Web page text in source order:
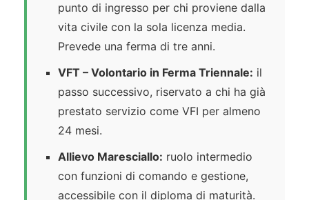
punto di ingresso per chi proviene dalla
vita civile con la sola licenza media.
Prevede una ferma di tre anni.
VFT – Volontario in Ferma Triennale: il
passo successivo, riservato a chi ha già
prestato servizio come VFI per almeno
24 mesi.
Allievo Maresciallo: ruolo intermedio
con funzioni di comando e gestione,
accessibile con il diploma di maturità.